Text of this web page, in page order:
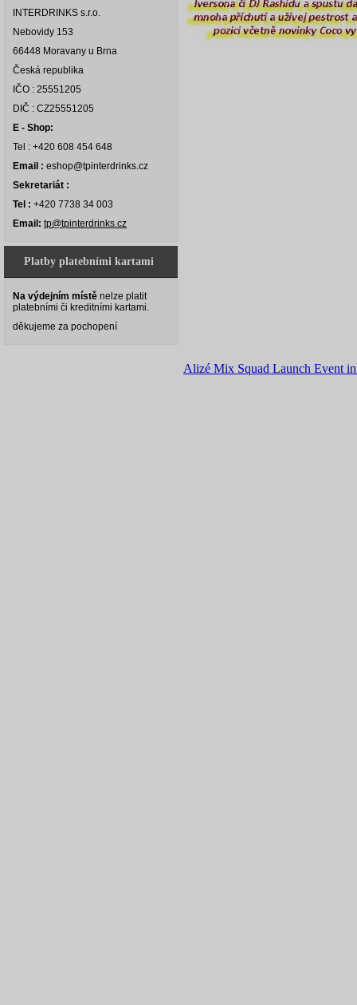
INTERDRINKS s.r.o.
Nebovidy 153
66448 Moravany u Brna
Česká republika
IČO : 25551205
DIČ : CZ25551205
E - Shop:
Tel : +420 608 454 648
Email : eshop@tpinterdrinks.cz
Sekretariát :
Tel : +420 7738 34 003
Email: tp@tpinterdrinks.cz
Platby platebními kartami
Na výdejním místě nelze platit
platebními či kreditními kartami.
děkujeme za pochopení
Alizé Mix Squad Launch Event